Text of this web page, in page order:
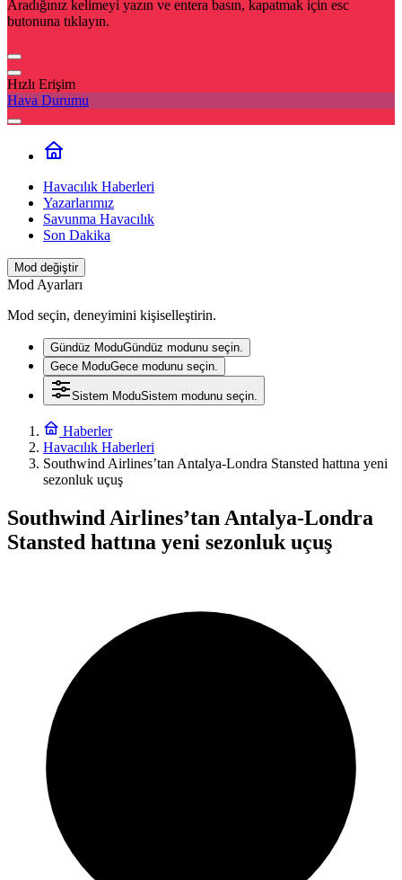
Aradığınız kelimeyi yazın ve entera basın, kapatmak için esc
butonuna tıklayın.
Hızlı Erişim
Hava Durumu
Havacılık Haberleri
Yazarlarımız
Savunma Havacılık
Son Dakika
Mod değiştir
Mod Ayarları
Mod seçin, deneyimini kişiselleştirin.
Gündüz ModuGündüz modunu seçin.
Gece ModuGece modunu seçin.
Sistem ModuSistem modunu seçin.
Haberler
Havacılık Haberleri
Southwind Airlines’tan Antalya-Londra Stansted hattına yeni
sezonluk uçuş
Southwind Airlines’tan Antalya-Londra
Stansted hattına yeni sezonluk uçuş